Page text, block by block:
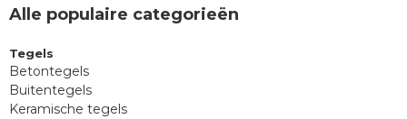
Alle populaire categorieën
Tegels
Betontegels
Buitentegels
Keramische tegels